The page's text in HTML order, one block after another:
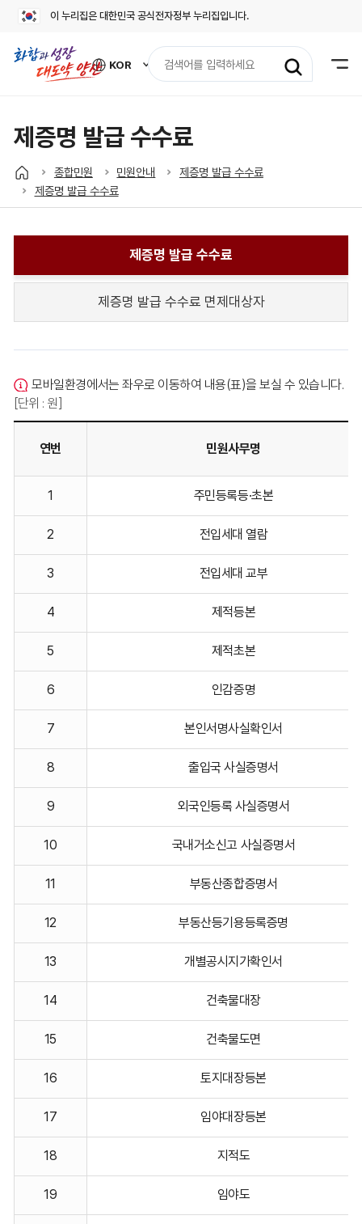
이 누리집은 대한민국 공식전자정부 누리집입니다.
검
색
력
KOR
이
트
로
가
기
열
제증명 발급 수수료
종합민원 민원안내
제증명 발급 수수료
제증명 발급 수수료
제증명 발급 수수료
제증명 발급 수수료 면제대상자
모바일환경에서는 좌우로 이동하여 내용(표)을 보실 수 있습니다.
[단위 : 원]
안내하는
연번 민원사무명
1 주민등록등·초본
2 전입세대 열람
3 전입세대 교부
4 제적등본
5 제적초본
6 인감증명
7 본인서명사실확인서
8 출입국 사실증명서
9 외국인등록 사실증명서
10 국내거소신고 사실증명서
11 부동산종합증명서
12 부동산등기용등록증명
13 개별공시지가확인서
14 건축물대장
15 건축물도면
16 토지대장등본
17 임야대장등본
18 지적도
19 임야도